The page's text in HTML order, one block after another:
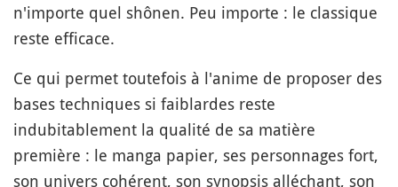
n'importe quel shônen. Peu importe : le classique
reste efficace.
Ce qui permet toutefois à l'anime de proposer des
bases techniques si faiblardes reste
indubitablement la qualité de sa matière
première : le manga papier, ses personnages fort,
son univers cohérent, son synopsis alléchant, son